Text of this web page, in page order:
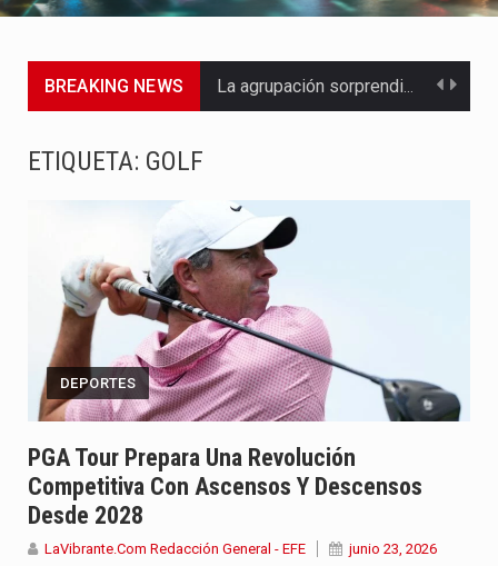
BREAKING NEWS La agrupación sorprendió a los pasajeros de Circular Sur con…
La comedia romántica escrita y dirigida por Dago García cuenta…
El nuevo sello discográfico fue presentado en Bogotá con un…
El Grupo Planeta presenta una nueva selección editorial para este…
ETIQUETA: GOLF
DEPORTES
PGA Tour Prepara Una Revolución
Competitiva Con Ascensos Y Descensos
Desde 2028
LaVibrante.Com Redacción General - EFE junio 23, 2026